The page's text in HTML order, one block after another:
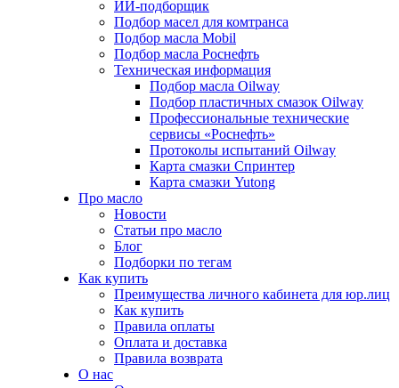
ИИ-подборщик
Подбор масел для комтранса
Подбор масла Mobil
Подбор масла Роснефть
Техническая информация
Подбор масла Oilway
Подбор пластичных смазок Oilway
Профессиональные технические
сервисы «Роснефть»
Протоколы испытаний Oilway
Карта смазки Спринтер
Карта смазки Yutong
Про масло
Новости
Статьи про масло
Блог
Подборки по тегам
Как купить
Преимущества личного кабинета для юр.лиц
Как купить
Правила оплаты
Оплата и доставка
Правила возврата
О нас